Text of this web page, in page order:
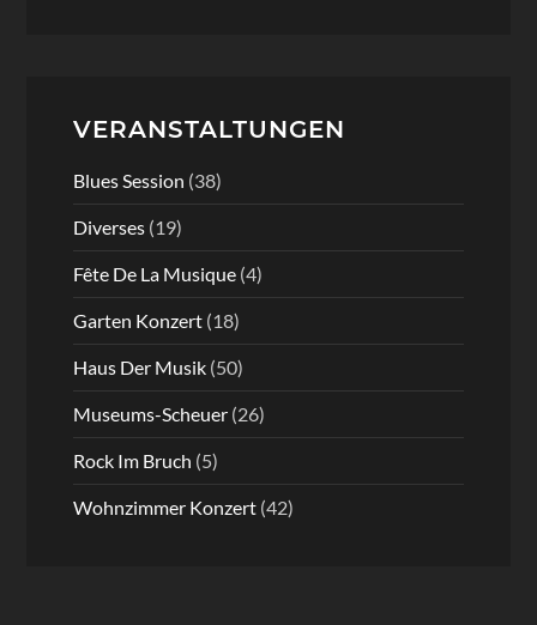
VERANSTALTUNGEN
Blues Session (38)
Diverses(19)
Fête De La Musique(4)
Garten Konzert(18)
Haus Der Musik(50)
Museums-Scheuer(26)
Rock Im Bruch (5)
Wohnzimmer Konzert(42)